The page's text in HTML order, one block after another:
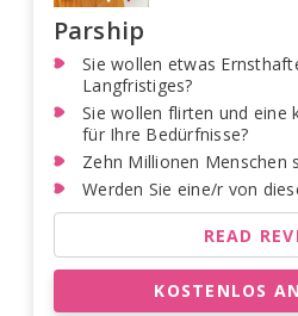
Parship
Sie wollen etwas
Langfristiges?
Sie wollen flirten und eine
für Ihre Bedürfnisse?
Zehn Millionen Menschen
Werden Sie eine/r von
READ
KOSTENLOS